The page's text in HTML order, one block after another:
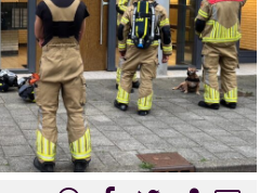
uur 1 van 0 Volgend uur